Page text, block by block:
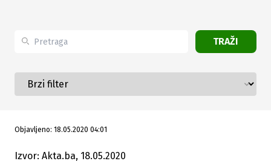
TRAŽI
Objavljeno: 18.05.2020 04:01
Izvor: Akta.ba, 18.05.2020